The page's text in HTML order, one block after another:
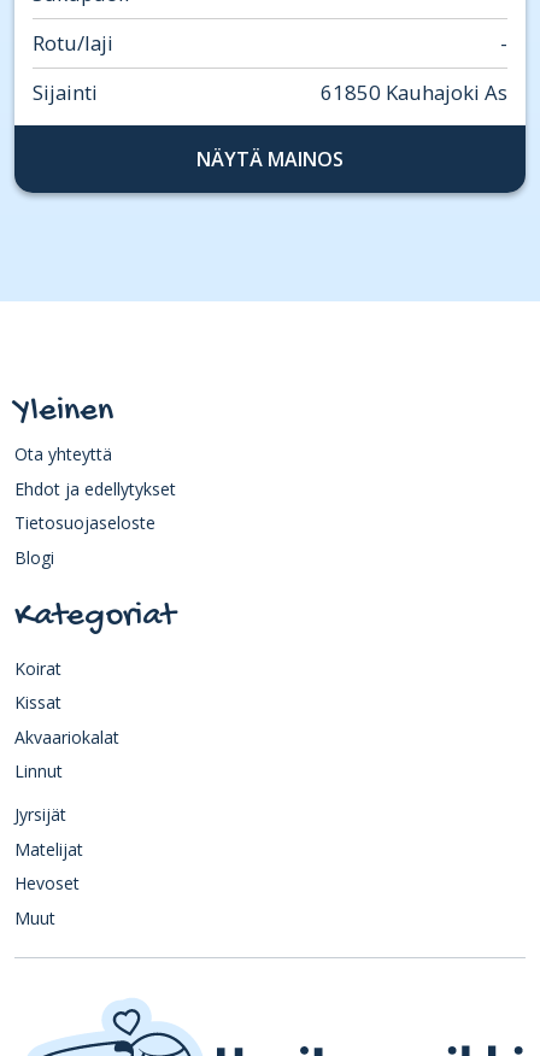
Rotu/laji
-
Sijainti
61850 Kauhajoki As
NÄYTÄ MAINOS
Yleinen
Ota yhteyttä
Ehdot ja edellytykset
Tietosuojaseloste
Blogi
Kategoriat
Koirat
Kissat
Akvaariokalat
Linnut
Jyrsijät
Matelijat
Hevoset
Muut